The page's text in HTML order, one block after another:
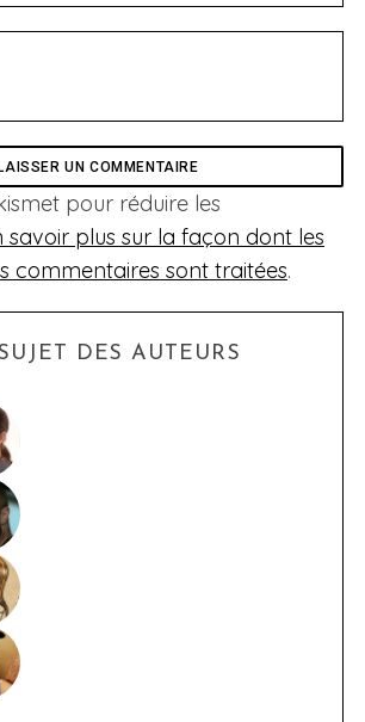
pour réduire les
savoir plus sur la façon dont les
commentaires sont traitées.
DES AUTEURS